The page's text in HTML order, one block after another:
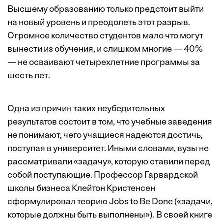
Высшему образованию только предстоит выйти
на новый уровень и преодолеть этот разрыв.
Огромное количество студентов мало что могут
вынести из обучения, и слишком многие — 40%
— не осваивают четырехлетние программы за
шесть лет.
Одна из причин таких неубедительных
результатов состоит в том, что учебные заведения
не понимают, чего учащиеся надеются достичь,
поступая в университет. Иными словами, вузы не
рассматривали «задачу», которую ставили перед
собой поступающие. Профессор Гарвардской
школы бизнеса Клейтон Кристенсен
сформулировал теорию Jobs to Be Done («задачи,
которые должны быть выполнены»). В своей книге